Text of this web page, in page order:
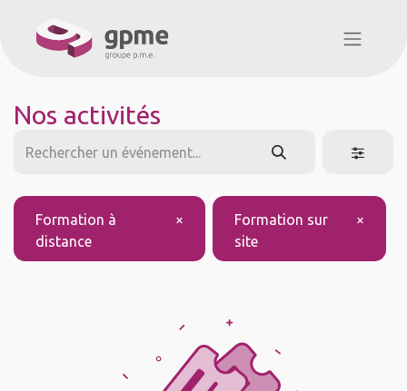
Nos activités
Formation à
distance
×
Formation sur
site
×